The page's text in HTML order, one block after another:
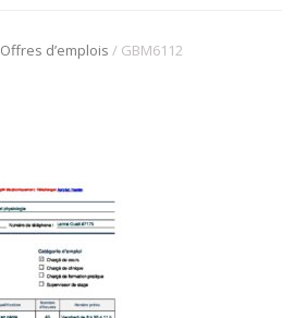
Offres d’emplois / GBM6112